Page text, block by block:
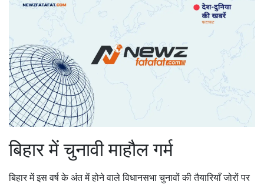
बिहार में चुनावी माहौल गर्म
बिहार में इस वर्ष के अंत में होने वाले विधानसभा चुनावों की तैयारियाँ जोरों पर